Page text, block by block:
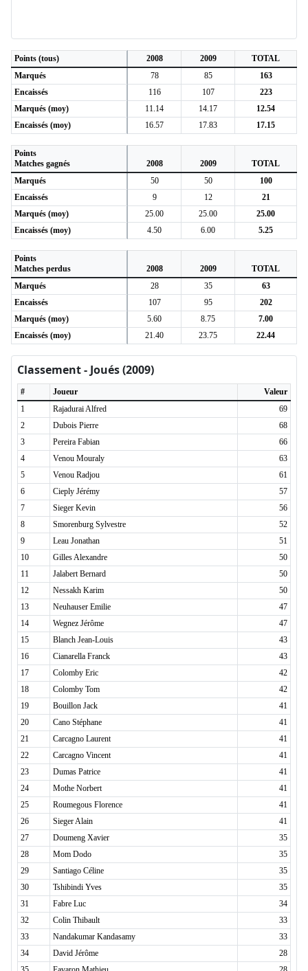
Points (tous) 2008 2009
TOTAL
Marqués
78 85
163
Encaissés
116 107
223
Marqués (moy)
11.14 14.17
12.54
Encaissés (moy)
16.57 17.83 17.15
Points
Matches gagnés
2008 2009
TOTAL
Marqués
50 50
100
Encaissés
9 12
21
Marqués (moy)
25.00 25.00
25.00
Encaissés (moy)
4.50 6.00 5.25
Points
Matches perdus
2008 2009
TOTAL
Marqués
28 35
63
Encaissés
107 95
202
Marqués (moy)
5.60 8.75
7.00
Encaissés (moy)
21.40 23.75 22.44
Classement - Joués (2009)
# Joueur
Valeur
1
Rajadurai Alfred
69
2
Dubois Pierre
68
3
Pereira Fabian
66
4
Venou Mouraly
63
5
Venou Radjou
61
6
Cieply Jérémy
57
7
Sieger Kevin
56
8
Smorenburg Sylvestre
52
9
Leau Jonathan
51
10
Gilles Alexandre
50
11
Jalabert Bernard
50
12
Nessakh Karim
50
13
Neuhauser Emilie
47
14
Wegnez Jérôme
47
15
Blanch Jean-Louis
43
16
Cianarella Franck
43
17
Colomby Eric
42
18
Colomby Tom
42
19
Bouillon Jack
41
20
Cano Stéphane
41
21
Carcagno Laurent
41
22
Carcagno Vincent
41
23
Dumas Patrice
41
24
Mothe Norbert
41
25
Roumegous Florence
41
26
Sieger Alain
41
27
Doumeng Xavier
35
28
Mom Dodo
35
29
Santiago Céline
35
30
Tshibindi Yves
35
31
Fabre Luc
34
32
Colin Thibault
33
33
Nandakumar Kandasamy
33
34
David Jérôme
28